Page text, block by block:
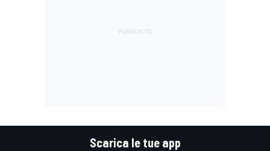
Scarica le tue app